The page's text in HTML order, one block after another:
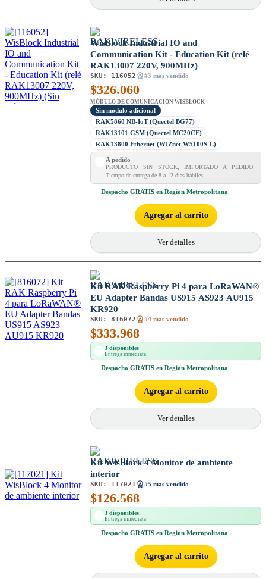
WisBlock Industrial IO and
Communication Kit - Education Kit (relé
RAK13007 220V, 900MHz)
SKU: 116052 #3 mas vendido
$326.060
MÓDULO DE COMUNICACIÓN WISBLOCK
Sin módulo adicional
RAK5860 NB-IoT (Quectel BG77)
RAK13101 GSM (Quectel MC20CE)
RAK13800 Ethernet (WIZnet W5100S-L)
A pedido
PRODUCTO SIN STOCK, IMPORTADO A PEDIDO.
Tiempo de entrega de 8 a 12 días hábiles
Despacho GRATIS en Region Metropolitana
Agregar al carrito
Ver detalles
Kit RAK Raspberry Pi 4 para LoRaWAN®
EU Adapter Bandas US915 AS923 AU915
KR920
SKU: 816072 #4 mas vendido
$333.968
3 disponibles
Entrega inmediata
Despacho GRATIS en Region Metropolitana
Agregar al carrito
Ver detalles
Kit WisBlock 4 Monitor de ambiente
interior
SKU: 117021 #5 mas vendido
$126.568
3 disponibles
Entrega inmediata
Despacho GRATIS en Region Metropolitana
Agregar al carrito